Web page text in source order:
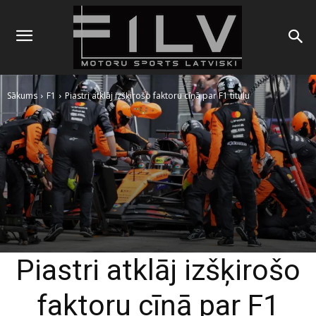
Sākums F1 Piastri atklāj izšķirošo faktoru cīņā par F1 titulu
Piastri atklāj izšķirošo
faktoru cīņā par F1